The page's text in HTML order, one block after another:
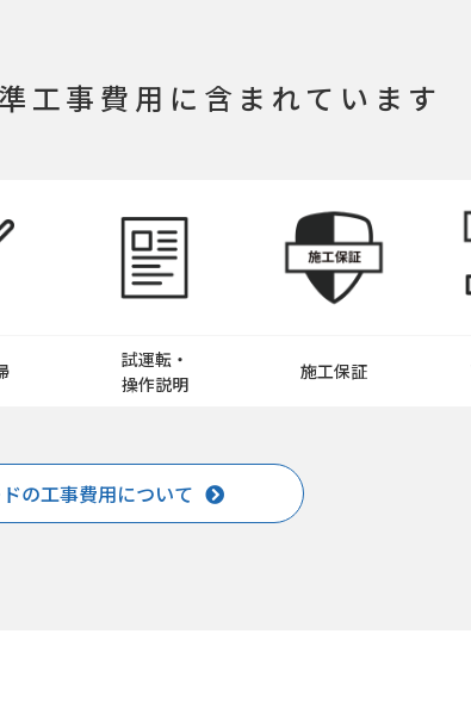
工事費用に含まれています
試運転・
操作説明
施工保証
の工事費用について